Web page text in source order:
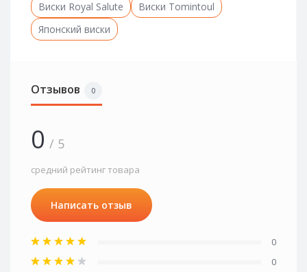
Виски Royal Salute
Виски Tomintoul
Японский виски
Отзывов 0
0 / 5
средний рейтинг товара
Написать отзыв
0
0